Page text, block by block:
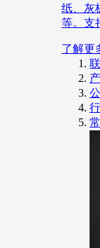
纸、灰
等。支
了解更